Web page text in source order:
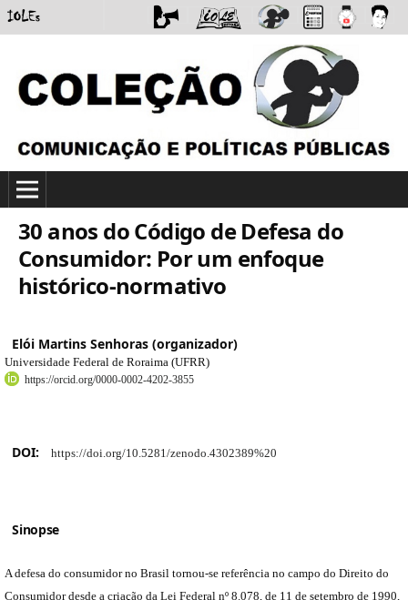
30 anos do Código de Defesa do
Consumidor: Por um enfoque
histórico-normativo
Elói Martins Senhoras (organizador)
Universidade Federal de Roraima (UFRR)
https://orcid.org/0000-0002-4202-3855
DOI: https://doi.org/10.5281/zenodo.4302389%20
Sinopse
A defesa do consumidor no Brasil tornou-se referência no campo do Direito do
Consumidor desde a criação da Lei Federal nº 8.078, de 11 de setembro de 1990,